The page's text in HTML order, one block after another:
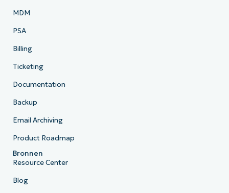
MDM
PSA
Billing
Ticketing
Documentation
Backup
Email Archiving
Product Roadmap
Bronnen
Resource Center
Blog